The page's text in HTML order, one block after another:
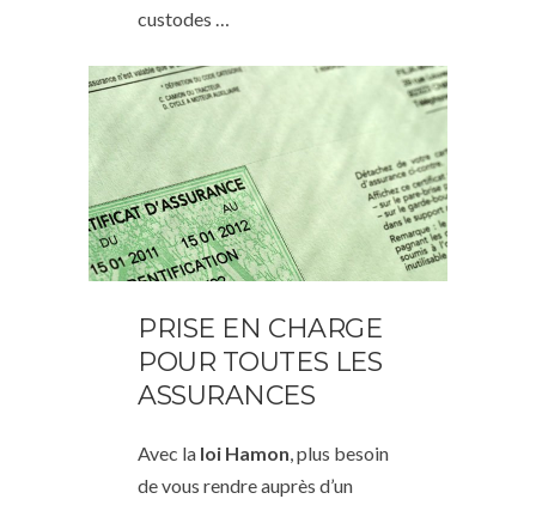
custodes …
PRISE EN CHARGE
POUR TOUTES LES
ASSURANCES
Avec la loi Hamon, plus besoin
de vous rendre auprès d’un